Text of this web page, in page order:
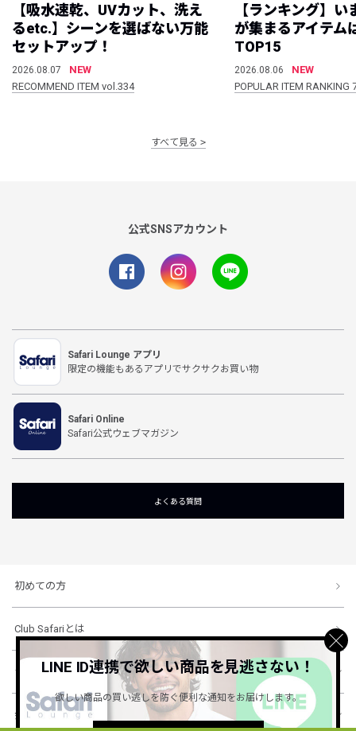
【吸水速乾、UVカット、洗え
るetc.】シーンを選ばない万能
セットアップ！
2026.08.07
NEW
RECOMMEND ITEM vol.334
【ランキング】
が集まるアイテム
TOP15
2026.08.06
NEW
POPULAR ITEM
すべて見る
公式SNSアカウント
Safari Lounge アプリ
限定の機能もあるアプリでサクサクお買い物
Safari Online
Safari公式ウェブマガジン
よくある質問
初めての方
Club Safariとは
ショッピングガイド
会社概要・規約
LINE ID連携で欲しい商品を見逃さない！
欲しい商品の買い逃しを防ぐ便利な通知をお届けします。